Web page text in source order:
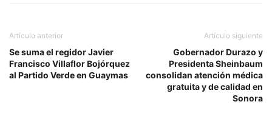
Artículo anterior
Se suma el regidor Javier
Francisco Villaflor Bojórquez
al Partido Verde en Guaymas
Artículo siguiente
Gobernador Durazo y
Presidenta Sheinbaum
consolidan atención médica
gratuita y de calidad en
Sonora